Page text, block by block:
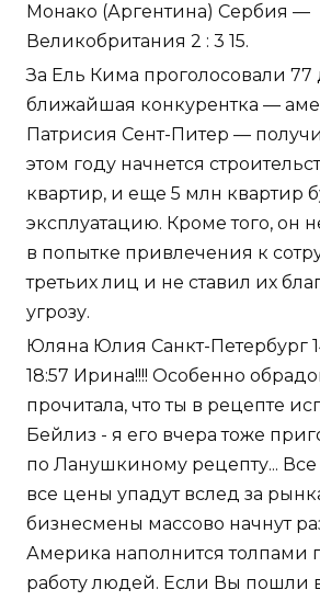
Монако (Аргентина) Сербия —
Великобритания 2 : 3 15.
За Ель Кима проголосовали 77
ближайшая конкурентка —
Патрисия Сент-Питер —
этом году начнется
квартир, и еще 5 млн квартир
эксплуатацию. Кроме того, он
в попытке привлечения к
третьих лиц и не ставил их
угрозу.
Юляна Юлия Санкт-Петербург
18:57 Ирина!!!! Особенно
прочитала, что ты в рецепте
Бейлиз - я его вчера тоже
по Ланушкиному рецепту...
все цены упадут вслед за
бизнесмены массово начнут
Америка наполнится толпами
работу людей. Если Вы пошли